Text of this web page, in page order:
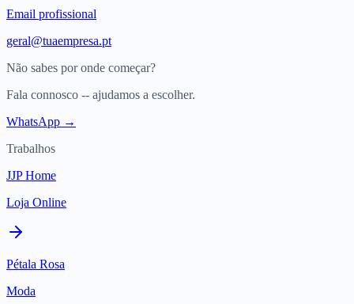
Email profissional
geral@tuaempresa.pt
Não sabes por onde começar?
Fala connosco -- ajudamos a escolher.
WhatsApp →
Trabalhos
JJP Home
Loja Online
Pétala Rosa
Moda